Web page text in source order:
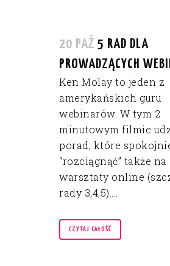
20 PAŹ 5 RAD DLA
PROWADZĄCYCH
Ken Molay to jeden z
amerykańskich guru
webinarów. W tym 2
minutowym filmie
porad, które
“rozciągnąć” także na
warsztaty online
rady 3,4,5)....
CZYTAJ CAŁOŚĆ